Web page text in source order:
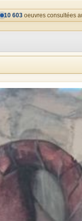
10 603 oeuvres consultées